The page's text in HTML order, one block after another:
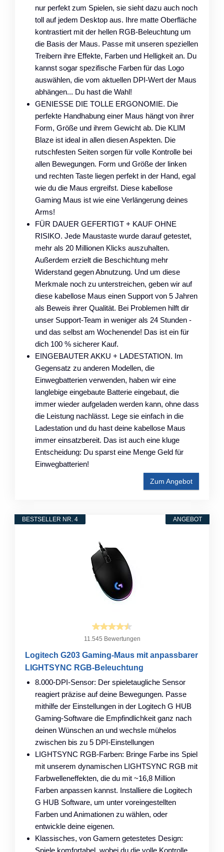
nur perfekt zum Spielen, sie sieht dazu auch noch
toll auf jedem Desktop aus. Ihre matte Oberfläche
kontrastiert mit der hellen RGB-Beleuchtung um
die Basis der Maus. Passe mit unseren speziellen
Treibern ihre Effekte, Farben und Helligkeit an. Du
kannst sogar spezifische Farben für das Logo
auswählen, die vom aktuellen DPI-Wert der Maus
abhängen... Du hast die Wahl!
GENIESSE DIE TOLLE ERGONOMIE. Die
perfekte Handhabung einer Maus hängt von ihrer
Form, Größe und ihrem Gewicht ab. Die KLIM
Blaze ist ideal in allen diesen Aspekten. Die
rutschfesten Seiten sorgen für volle Kontrolle bei
allen Bewegungen. Form und Größe der linken
und rechten Taste liegen perfekt in der Hand, egal
wie du die Maus ergreifst. Diese kabellose
Gaming Maus ist wie eine Verlängerung deines
Arms!
FÜR DAUER GEFERTIGT + KAUF OHNE
RISIKO. Jede Maustaste wurde darauf getestet,
mehr als 20 Millionen Klicks auszuhalten.
Außerdem erzielt die Beschichtung mehr
Widerstand gegen Abnutzung. Und um diese
Merkmale noch zu unterstreichen, geben wir auf
diese kabellose Maus einen Support von 5 Jahren
als Beweis ihrer Qualität. Bei Problemen hilft dir
unser Support-Team in weniger als 24 Stunden -
und das selbst am Wochenende! Das ist ein für
dich 100 % sicherer Kauf.
EINGEBAUTER AKKU + LADESTATION. Im
Gegensatz zu anderen Modellen, die
Einwegbatterien verwenden, haben wir eine
langlebige eingebaute Batterie eingebaut, die
immer wieder aufgeladen werden kann, ohne dass
die Leistung nachlässt. Lege sie einfach in die
Ladestation und du hast deine kabellose Maus
immer einsatzbereit. Das ist auch eine kluge
Entscheidung: Du sparst eine Menge Geld für
Einwegbatterien!
Zum Angebot
ANGEBOT
BESTSELLER NR. 4
11.545 Bewertungen
Logitech G203 Gaming-Maus mit anpassbarer
LIGHTSYNC RGB-Beleuchtung
8.000-DPI-Sensor: Der spieletaugliche Sensor
reagiert präzise auf deine Bewegungen. Passe
mithilfe der Einstellungen in der Logitech G HUB
Gaming-Software die Empfindlichkeit ganz nach
deinen Wünschen an und wechsle mühelos
zwischen bis zu 5 DPI-Einstellungen
LIGHTSYNC RGB-Farben: Bringe Farbe ins Spiel
mit unserem dynamischen LIGHTSYNC RGB mit
Farbwelleneffekten, die du mit ~16,8 Million
Farben anpassen kannst. Installiere die Logitech
G HUB Software, um unter voreingestellten
Farben und Animationen zu wählen, oder
entwickle deine eigenen.
Klassisches, von Gamern getestetes Design:
Spiele komfortabel, wobei du die volle Kontrolle